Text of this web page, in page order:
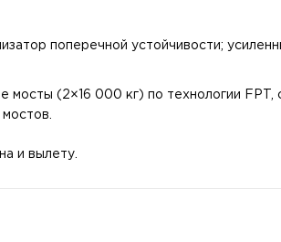
поперечной устойчивости;
мосты (2×16 000 кг) по технологии FPT,
и вылету.